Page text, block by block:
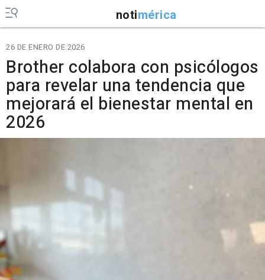
notimérica
26 DE ENERO DE 2026
Brother colabora con psicólogos
para revelar una tendencia que
mejorará el bienestar mental en
2026